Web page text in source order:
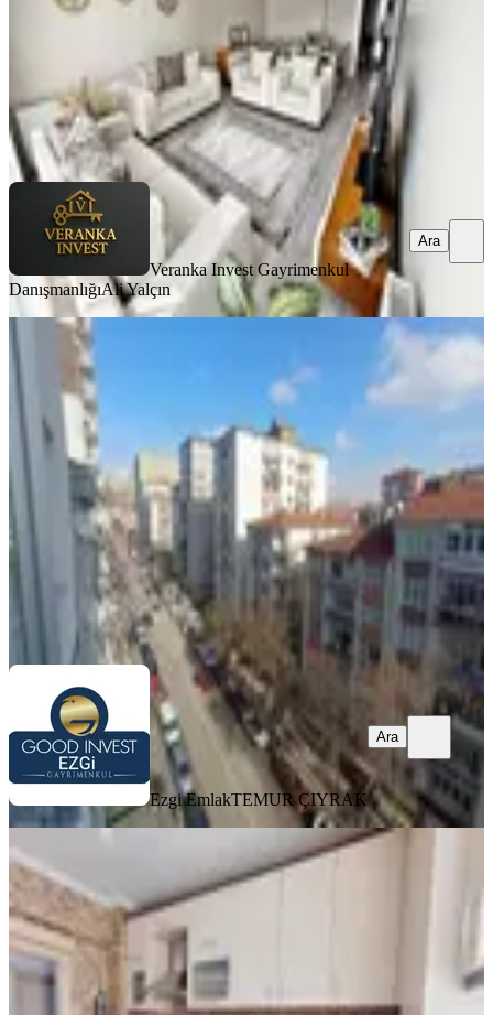
9.250.000 ₺
Veranka Invest Gayrimenkul Danışmanlığı Ali Yalçın
Ara
Veranka Invest Gayrimenkul
DanışmanlığıAli Yalçın
Ara
Demetevler 1.cadde Bağımsız Ara Kat
Ön Cephe Asansörlü Metro1dk
Yenimahalle, Demetlale Mahallesi
3+1·135 m² 7. Kat·07.08.2026
4.575.000 ₺
TEMUR ÇIYRAK
Ezgi EmlakTEMUR ÇIYRAK
Ara
Batıkent Emlak'tan Ergazi Mah Ara
Kat Full Yapılı 3+1 Satılık
Yenimahalle, Ergazi Mahallesi
3+1
·120 m²·
6.350.000 ₺